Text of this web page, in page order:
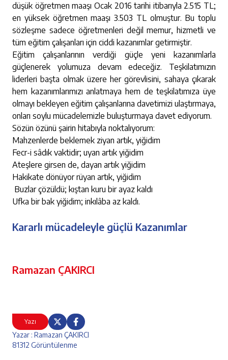
Yazı
Yazar : Ramazan ÇAKIRCI
81312 Görüntülenme
Kararlı mücadeleyle güçlü Kazanımlar
Ramazan ÇAKIRCI
düşük öğretmen maaşı Ocak 2016 tarihi itibarıyla 2.515 TL;
en yüksek öğretmen maaşı 3.503 TL olmuştur. Bu toplu
sözleşme sadece öğretmenleri değil memur, hizmetli ve
tüm eğitim çalışanları için ciddi kazanımlar getirmiştir.
Eğitim çalışanlarının verdiği güçle yeni kazanımlarla
güçlenerek yolumuza devam edeceğiz. Teşkilatımızın
liderleri başta olmak üzere her görevlisini, sahaya çıkarak
hem kazanımlarımızı anlatmaya hem de teşkilatımıza üye
olmayı bekleyen eğitim çalışanlarına davetimizi ulaştırmaya,
onları soylu mücadelemizle buluşturmaya davet ediyorum.
Sözün özünü şairin hitabıyla noktalıyorum:
Mahzenlerde beklemek ziyan artık, yiğidim
Fecr-i sâdık vaktidir; uyan artık yiğidim
Ateşlere girsen de, dayan artık yiğidim
Hakikate dönüyor rüyan artık, yiğidim
Buzlar çözüldü; kıştan kuru bir ayaz kaldı
Ufka bir bak yiğidim; inkılâba az kaldı.